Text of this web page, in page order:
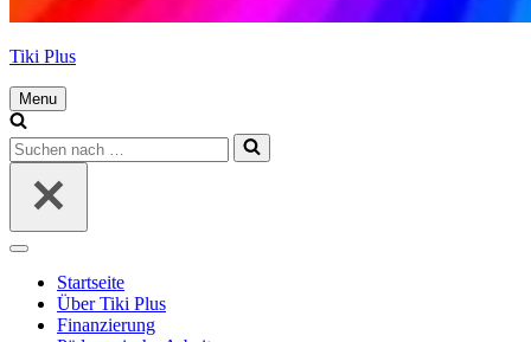
Tiki Plus
Menu
Navigations-
Menü
Suchen
nach …
Navigations-
Startseite
Über Tiki Plus
Finanzierung